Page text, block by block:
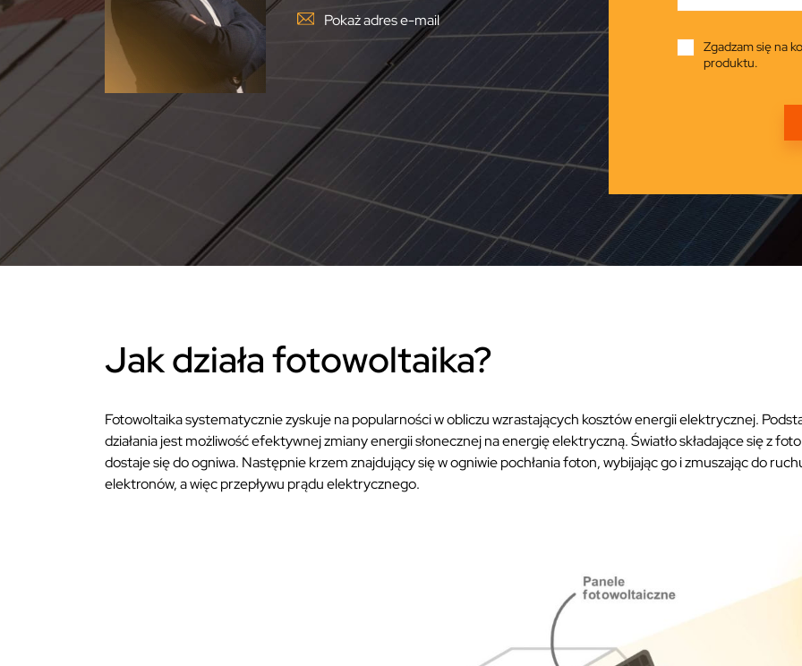
Pokaż adres e-mail
Zgadzam się na
produktu.
Jak działa fotowoltaika?
Fotowoltaika systematycznie zyskuje na popularności w obliczu wzrastających kosztów energii elektrycznej.
działania jest możliwość efektywnej zmiany energii słonecznej na energię elektryczną. Światło składające się z
dostaje się do ogniwa. Następnie krzem znajdujący się w ogniwie pochłania foton, wybijając go i zmuszając do
elektronów, a więc przepływu prądu elektrycznego.